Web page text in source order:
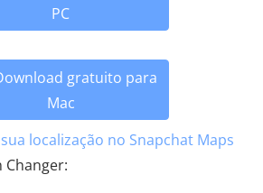
PC
gratuito para
Mac
localização no Snapchat Maps
Changer: